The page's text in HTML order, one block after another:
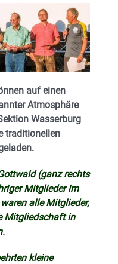
auf einen
Atmosphäre
Wasserburg
traditionellen
(ganz rechts
Mitglieder im
alle Mitglieder,
Mitgliedschaft in
kleine